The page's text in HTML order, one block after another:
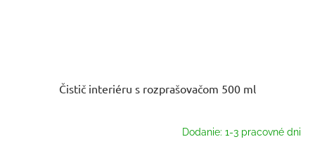
Čistič interiéru s rozprašovačom 500 ml
Dodanie: 1-3 pracovné dni